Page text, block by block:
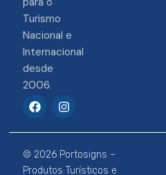
Turismo
Nacional e
Internacional
desde
2006.
F
a
e
b
o
o
I
n
t
a
g
r
© 2026 Portosigns –
Produtos Turísticos e